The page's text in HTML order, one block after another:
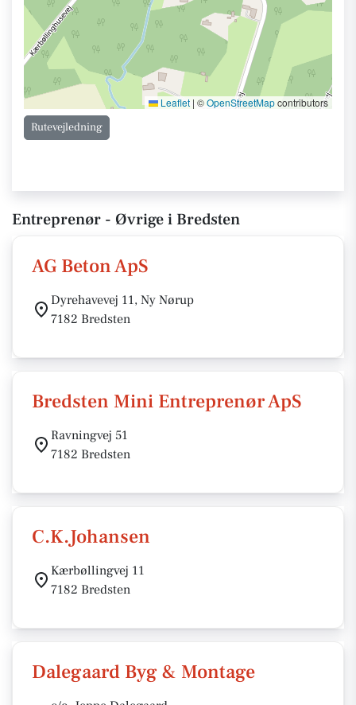
Leaflet | ©OpenStreetMapcontributors
Rutevejledning
Entreprenør - Øvrige i Bredsten
AG Beton ApS
Dyrehavevej 11, Ny Nørup
7182 Bredsten
Bredsten Mini Entreprenør ApS
Ravningvej 51
7182 Bredsten
C.K.Johansen
Kærbøllingvej 11
7182 Bredsten
Dalegaard Byg & Montage